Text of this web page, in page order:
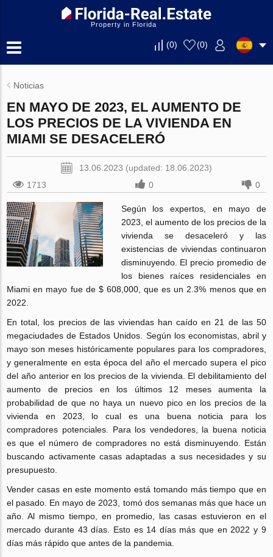
Property in Florida
(0) (0)
Noticias
EN MAYO DE 2023, EL AUMENTO DE
LOS PRECIOS DE LA VIVIENDA EN
MIAMI SE DESACELERÓ
13.06.2023 (updated: 18.06.2023)
1713
0 0
Según los expertos, en mayo de
2023, el aumento de los precios de la
vivienda se desaceleró y las
existencias de viviendas continuaron
disminuyendo. El precio promedio de
los bienes raíces residenciales en
Miami en mayo fue de $ 608,000, que es un 2.3% menos que en
2022.
En total, los precios de las viviendas han caído en 21 de las 50
megaciudades de Estados Unidos. Según los economistas, abril y
mayo son meses históricamente populares para los compradores,
y generalmente en esta época del año el mercado supera el pico
del año anterior en los precios de la vivienda. El debilitamiento del
aumento de precios en los últimos 12 meses aumenta la
probabilidad de que no haya un nuevo pico en los precios de la
vivienda en 2023, lo cual es una buena noticia para los
compradores potenciales. Para los vendedores, la buena noticia
es que el número de compradores no está disminuyendo. Están
buscando activamente casas adaptadas a sus necesidades y su
presupuesto.
Vender casas en este momento está tomando más tiempo que en
el pasado. En mayo de 2023, tomó dos semanas más que hace un
año. Al mismo tiempo, en promedio, las casas estuvieron en el
mercado durante 43 días. Esto es 14 días más que en 2022 y 9
días más rápido que antes de la pandemia.